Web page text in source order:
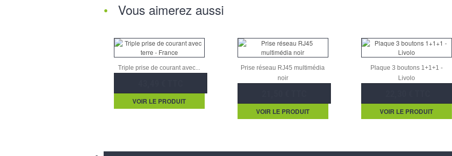
Vous aimerez aussi
Triple prise de courant avec...
VOIR LE PRODUIT
Prise réseau RJ45 multimédia
noir
VOIR LE PRODUIT
Plaque 3 boutons 1+1+1 -
Livolo
VOIR LE PRODUIT